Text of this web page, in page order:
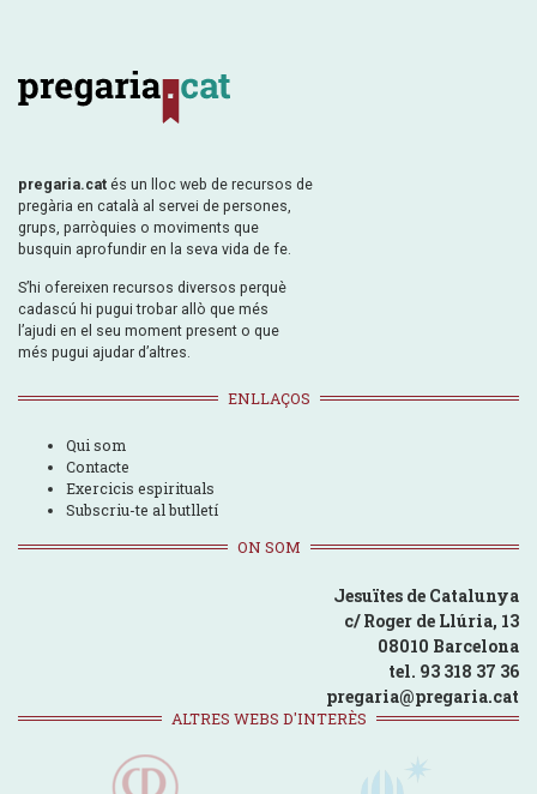
pregaria.cat és un lloc web de recursos de
pregària en català al servei de persones,
grups, parròquies o moviments que
busquin aprofundir en la seva vida de fe.
S’hi ofereixen recursos diversos perquè
cadascú hi pugui trobar allò que més
l’ajudi en el seu moment present o que
més pugui ajudar d’altres.
ENLLAÇOS
Qui som
Contacte
Exercicis espirituals
Subscriu-te al butlletí
ON SOM
Jesuïtes de Catalunya
c/ Roger de Llúria, 13
08010 Barcelona
tel. 93 318 37 36
pregaria@pregaria.cat
ALTRES WEBS D'INTERÈS